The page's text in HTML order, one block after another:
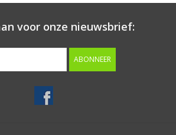
voor onze nieuwsbrief:
ABONNEER